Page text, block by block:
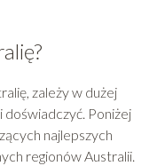
zależy w dużej
doświadczyć. Poniżej
najlepszych
regionów Australii.